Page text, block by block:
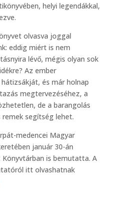
helyi legendákkal,
olvasva joggal
eddig miért is nem
lévő, mégis olyan sok
Az ember
és már holnap
megtervezéséhez, a
de a barangolás
remek segítség lehet.
medencei Magyar
január 30-án
Könyvtárban is bemutatta. A
itt olvashatnak